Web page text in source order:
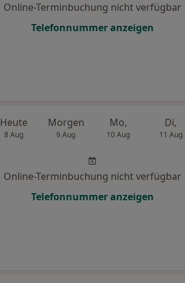
Online-Terminbuchung nicht verfügbar
Telefonnummer anzeigen
Heute
8 Aug
Morgen
9 Aug
Mo,
10 Aug
Di,
11 Aug
Online-Terminbuchung nicht verfügbar
Telefonnummer anzeigen